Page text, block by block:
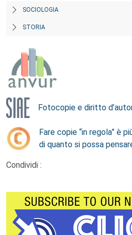
SOCIOLOGIA
STORIA
Fotocopie e diritto
Fare copie “in regola” è
di quanto si possa
Condividi :